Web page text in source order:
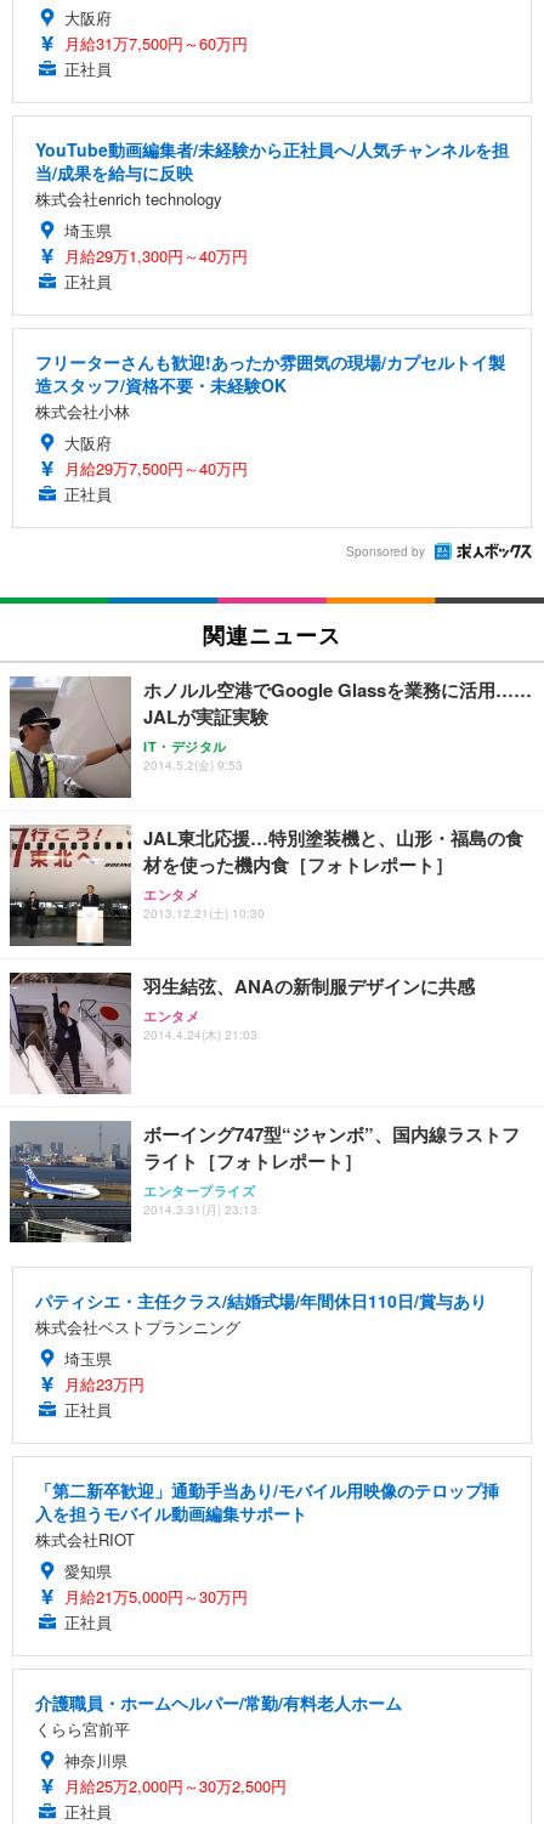
大阪府
月給31万7,500円～60万円
正社員
YouTube動画編集者/未経験から正社員へ/人気チャンネルを担
当/成果を給与に反映
株式会社enrich technology
埼玉県
月給29万1,300円～40万円
正社員
フリーターさんも歓迎!あったか雰囲気の現場/カプセルトイ製
造スタッフ/資格不要・未経験OK
株式会社小林
大阪府
月給29万7,500円～40万円
正社員
Sponsored by
関連ニュース
ホノルル空港でGoogle Glassを業務に活用……
JALが実証実験
IT・デジタル
2014.5.2(金) 9:53
JAL東北応援…特別塗装機と、山形・福島の食
材を使った機内食［フォトレポート］
エンタメ
2013.12.21(土) 10:30
羽生結弦、ANAの新制服デザインに共感
エンタメ
2014.4.24(木) 21:03
ボーイング747型“ジャンボ”、国内線ラストフ
ライト［フォトレポート］
エンタープライズ
2014.3.31(月) 23:13
パティシエ・主任クラス/結婚式場/年間休日110日/賞与あり
株式会社ベストプランニング
埼玉県
月給23万円
正社員
「第二新卒歓迎」通勤手当あり/モバイル用映像のテロップ挿
入を担うモバイル動画編集サポート
株式会社RIOT
愛知県
月給21万5,000円～30万円
正社員
介護職員・ホームヘルパー/常勤/有料老人ホーム
くらら宮前平
神奈川県
月給25万2,000円～30万2,500円
正社員